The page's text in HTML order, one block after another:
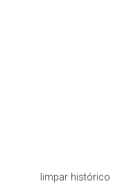
limpar histórico